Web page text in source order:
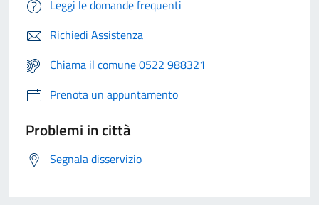
Leggi le domande frequenti
Richiedi Assistenza
Chiama il comune 0522 988321
Prenota un appuntamento
Problemi in città
Segnala disservizio